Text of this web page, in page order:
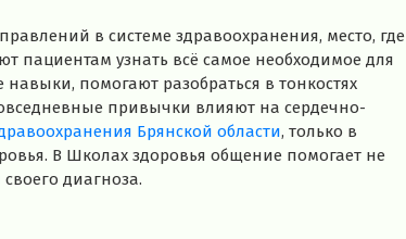
в системе здравоохранения, место, где
пациентам узнать всё самое необходимое для
помогают разобраться в тонкостях
привычки влияют на сердечно-
Брянской области, только в
В Школах здоровья общение помогает не
диагноза.